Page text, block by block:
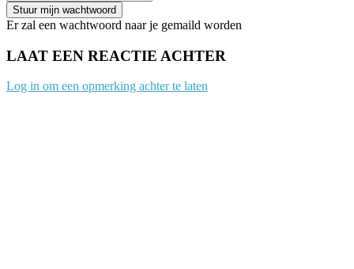
Er zal een wachtwoord naar je gemaild worden
LAAT EEN REACTIE ACHTER
Log in om een opmerking achter te laten